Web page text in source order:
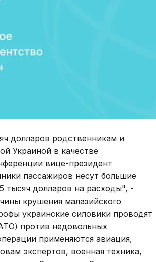
долларов родственникам и
Украиной в качестве
вице-президент
пассажиров несут большие
долларов на расходы", -
крушения малазийского
украинские силовики проводят
против недовольных
применяются авиация,
экспертов, военная техника,